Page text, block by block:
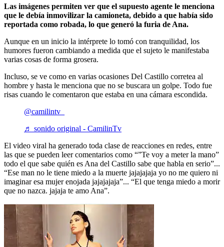
Las imágenes permiten ver que el supuesto agente le menciona
que le debía inmovilizar la camioneta, debido a que había sido
reportada como robada, lo que generó la furia de Ana.
Aunque en un inicio la intérprete lo tomó con tranquilidad, los
humores fueron cambiando a medida que el sujeto le manifestaba
varias cosas de forma grosera.
Incluso, se ve como en varias ocasiones Del Castillo corretea al
hombre y hasta le menciona que no se buscara un golpe. Todo fue
risas cuando le comentaron que estaba en una cámara escondida.
@camilintv_
♬ sonido original - CamilinTv
El video viral ha generado toda clase de reacciones en redes, entre
las que se pueden leer comentarios como “”Te voy a meter la mano”
todo el que sabe quién es Ana del Castillo sabe que habla en serio”...
“Ese man no le tiene miedo a la muerte jajajajaja yo no me quiero ni
imaginar esa mujer enojada jajajajaja”... “El que tenga miedo a morir
que no nazca. jajaja te amo Ana”.